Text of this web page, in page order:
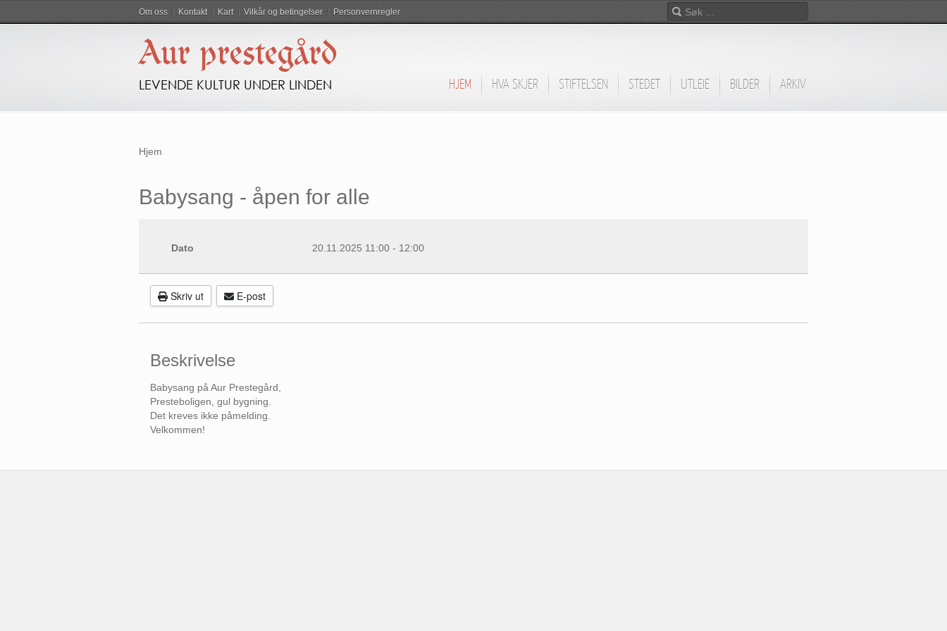
Om oss Kontakt Kart Vilkår og betingelser Personvernregler
Aur prestegård
LEVENDE KULTUR UNDER LINDEN HJEM HVA SKJER STIFTELSEN STEDET UTLEIE BILDER ARKIV
Hjem
Babysang - åpen for alle
Dato 20.11.2025 11:00 - 12:00
Skriv ut E-post
Beskrivelse
Babysang på Aur Prestegård,
Presteboligen, gul bygning.
Det kreves ikke påmelding.
Velkommen!